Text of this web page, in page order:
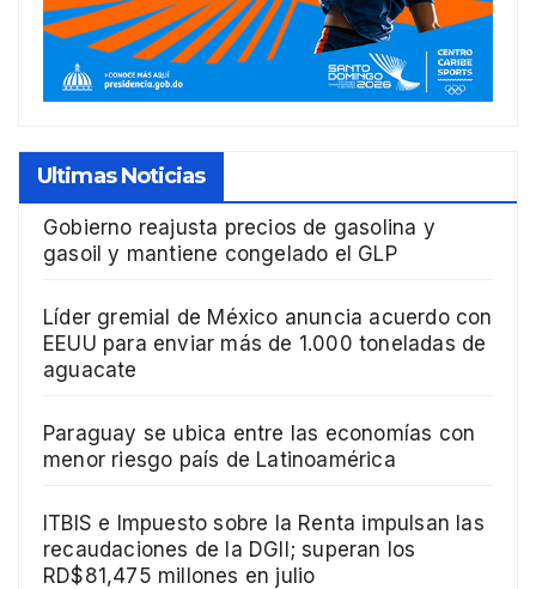
Ultimas Noticias
Gobierno reajusta precios de gasolina y
gasoil y mantiene congelado el GLP
Líder gremial de México anuncia acuerdo con
EEUU para enviar más de 1.000 toneladas de
aguacate
Paraguay se ubica entre las economías con
menor riesgo país de Latinoamérica
ITBIS e Impuesto sobre la Renta impulsan las
recaudaciones de la DGII; superan los
RD$81,475 millones en julio